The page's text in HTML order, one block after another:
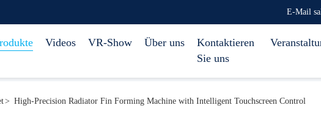
E-Mail
Videos VR-Show Über uns
Kontaktieren
Sie uns
> High-Precision Radiator Fin Forming Machine with Intelligent Touchscreen Control